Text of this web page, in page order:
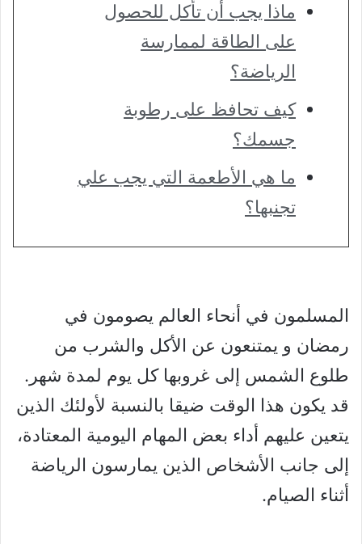
ماذا يجب أن تأكل للحصول
على الطاقة لممارسة
الرياضة؟
كيف تحافظ على رطوبة
جسمك؟
ما هي الأطعمة التي يجب علي
تجنبها؟
المسلمون في أنحاء العالم يصومون في
رمضان و يمتنعون عن الأكل والشرب من
طلوع الشمس إلى غروبها كل يوم لمدة شهر.
قد يكون هذا الوقت ضيقا بالنسبة لأولئك الذين
يتعين عليهم أداء بعض المهام اليومية المعتادة،
إلى جانب الأشخاص الذين يمارسون الرياضة
أثناء الصيام.